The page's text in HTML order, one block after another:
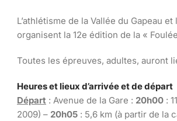
L’athlétisme de la Vallée du Gapeau
organisent la 12e édition de la «
Toutes les épreuves, adultes, auront
Heures et lieux d’arrivée et de départ
Départ : Avenue de la Gare : 20h00 :
2009) – 20h05 : 5,6 km (à partir de la